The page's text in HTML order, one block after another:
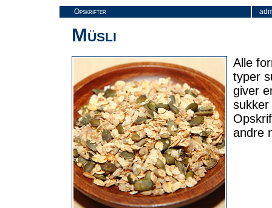
Opskrifter
Müsli
Alle
typer
giver
andre